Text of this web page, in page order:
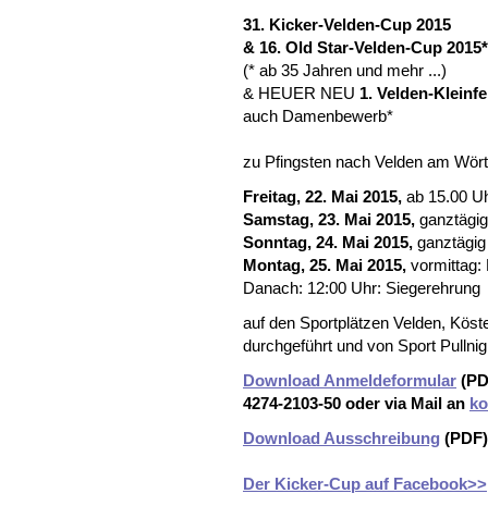
31. Kicker-Velden-Cup 2015
& 16. Old Star-Velden-Cup 2015*
(* ab 35 Jahren und mehr ...)
& HEUER NEU 1. Velden-
auch Damenbewerb*
zu Pfingsten nach Velden am
Freitag, 22. Mai 2015, ab 15.00
Samstag, 23. Mai 2015,
Sonntag, 24. Mai 2015, ganztägig
Montag, 25. Mai 2015, vormittag:
Danach: 12:00 Uhr: Siegerehrung
auf den Sportplätzen Velden,
durchgeführt und von Sport
Download Anmeldeformular
4274-2103-50 oder via Mail an
Download Ausschreibung (PDF)
Der Kicker-Cup auf Facebook>>